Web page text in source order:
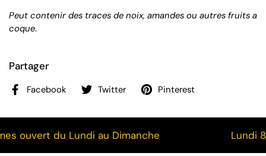
Peut contenir des traces de noix, amandes ou autres fruits a
coque.
Partager
Facebook Twitter Pinterest
ouvert du Lundi au Dimanche Lundi